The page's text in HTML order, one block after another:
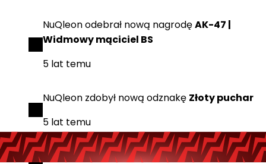
NuQleonodebrał nową nagrodęAK-47 |
Widmowy mąciciel BS
5 lat temu
NuQleon zdobył nową odznakę Złoty puchar
5 lat temu
NuQleon zdobyłnową odznakę Nr. 1